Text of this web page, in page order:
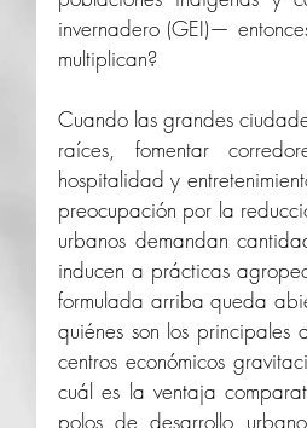
invernadero (GEI)—
multiplican?
Cuando las grandes
raíces, fomentar
hospitalidad y
preocupación por la
urbanos demandan
inducen a prácticas
formulada arriba queda
quiénes son los
centros económicos
cuál es la ventaja
polos de desarrollo